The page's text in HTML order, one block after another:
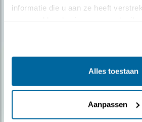
informatie die u aan ze heeft
Alles toestaan
Aanpassen
Ontvang 5 x Vogels voor €
Vogels is het tijdschrift voor onze